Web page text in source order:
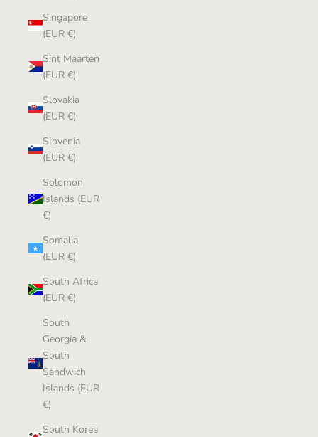
Singapore
(EUR €)
Sint Maarten
(EUR €)
Slovakia
(EUR €)
Slovenia
(EUR €)
Solomon
Islands (EUR
€)
Somalia
(EUR €)
South Africa
(EUR €)
South
Georgia &
South
Sandwich
Islands (EUR
€)
South Korea